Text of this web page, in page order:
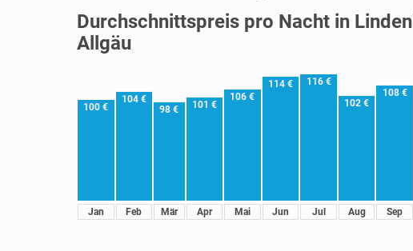
Durchschnittspreis pro Nacht in
Allgäu
100 €
Jan
104 €
Feb
98 €
Mär
101 €
Apr
106 €
Mai
114 €
Jun
116 €
Jul
102 €
Aug
108 €
Sep